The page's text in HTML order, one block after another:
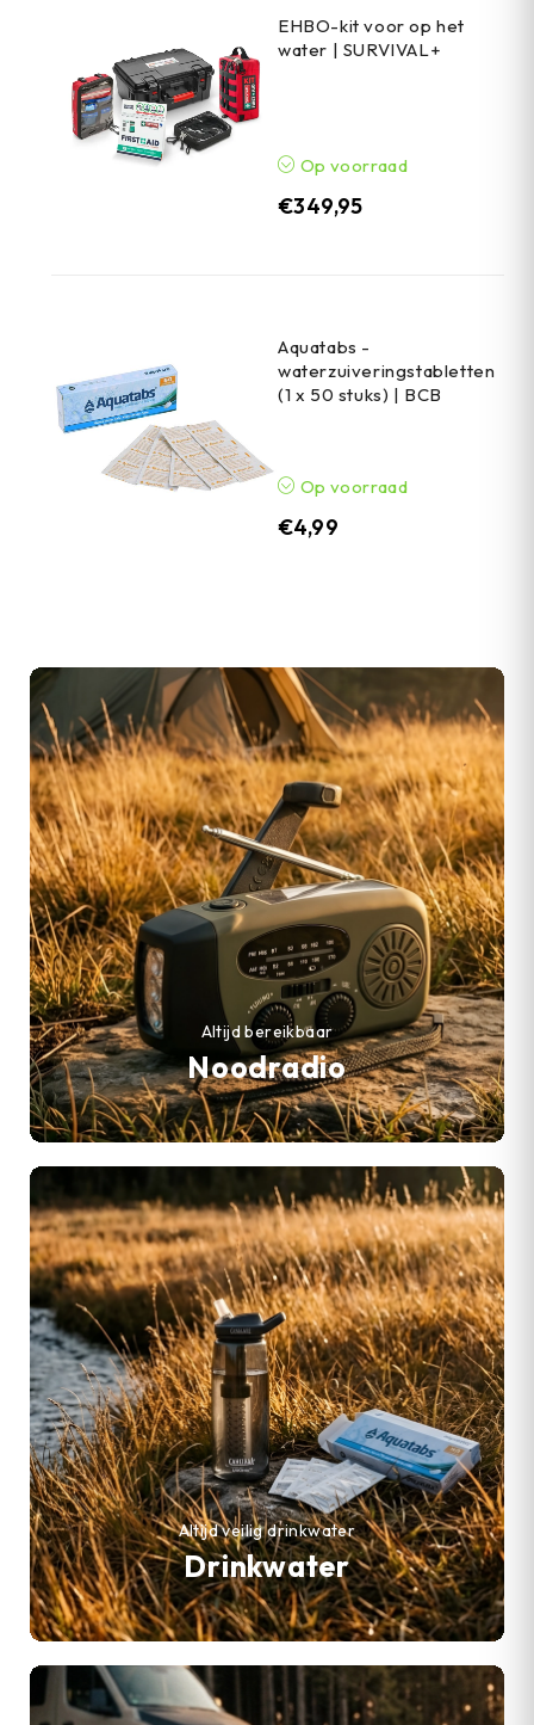
EHBO-kit voor op het
water | SURVIVAL+
Op voorraad
€349,95
Aquatabs -
waterzuiveringstabletten
(1 x 50 stuks) | BCB
Op voorraad
€4,99
Noodradio
Altijd bereikbaar
Drinkwater
Altijd veilig drinkwater